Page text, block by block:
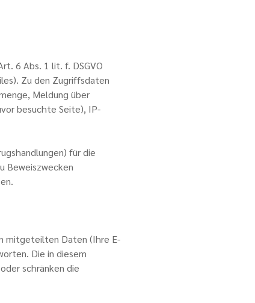
6 Abs. 1 lit. f. DSGVO
Zu den Zugriffsdaten
Meldung über
besuchte Seite), IP-
für die
Beweiszwecken
mitgeteilten Daten (Ihre E-
Die in diesem
schränken die